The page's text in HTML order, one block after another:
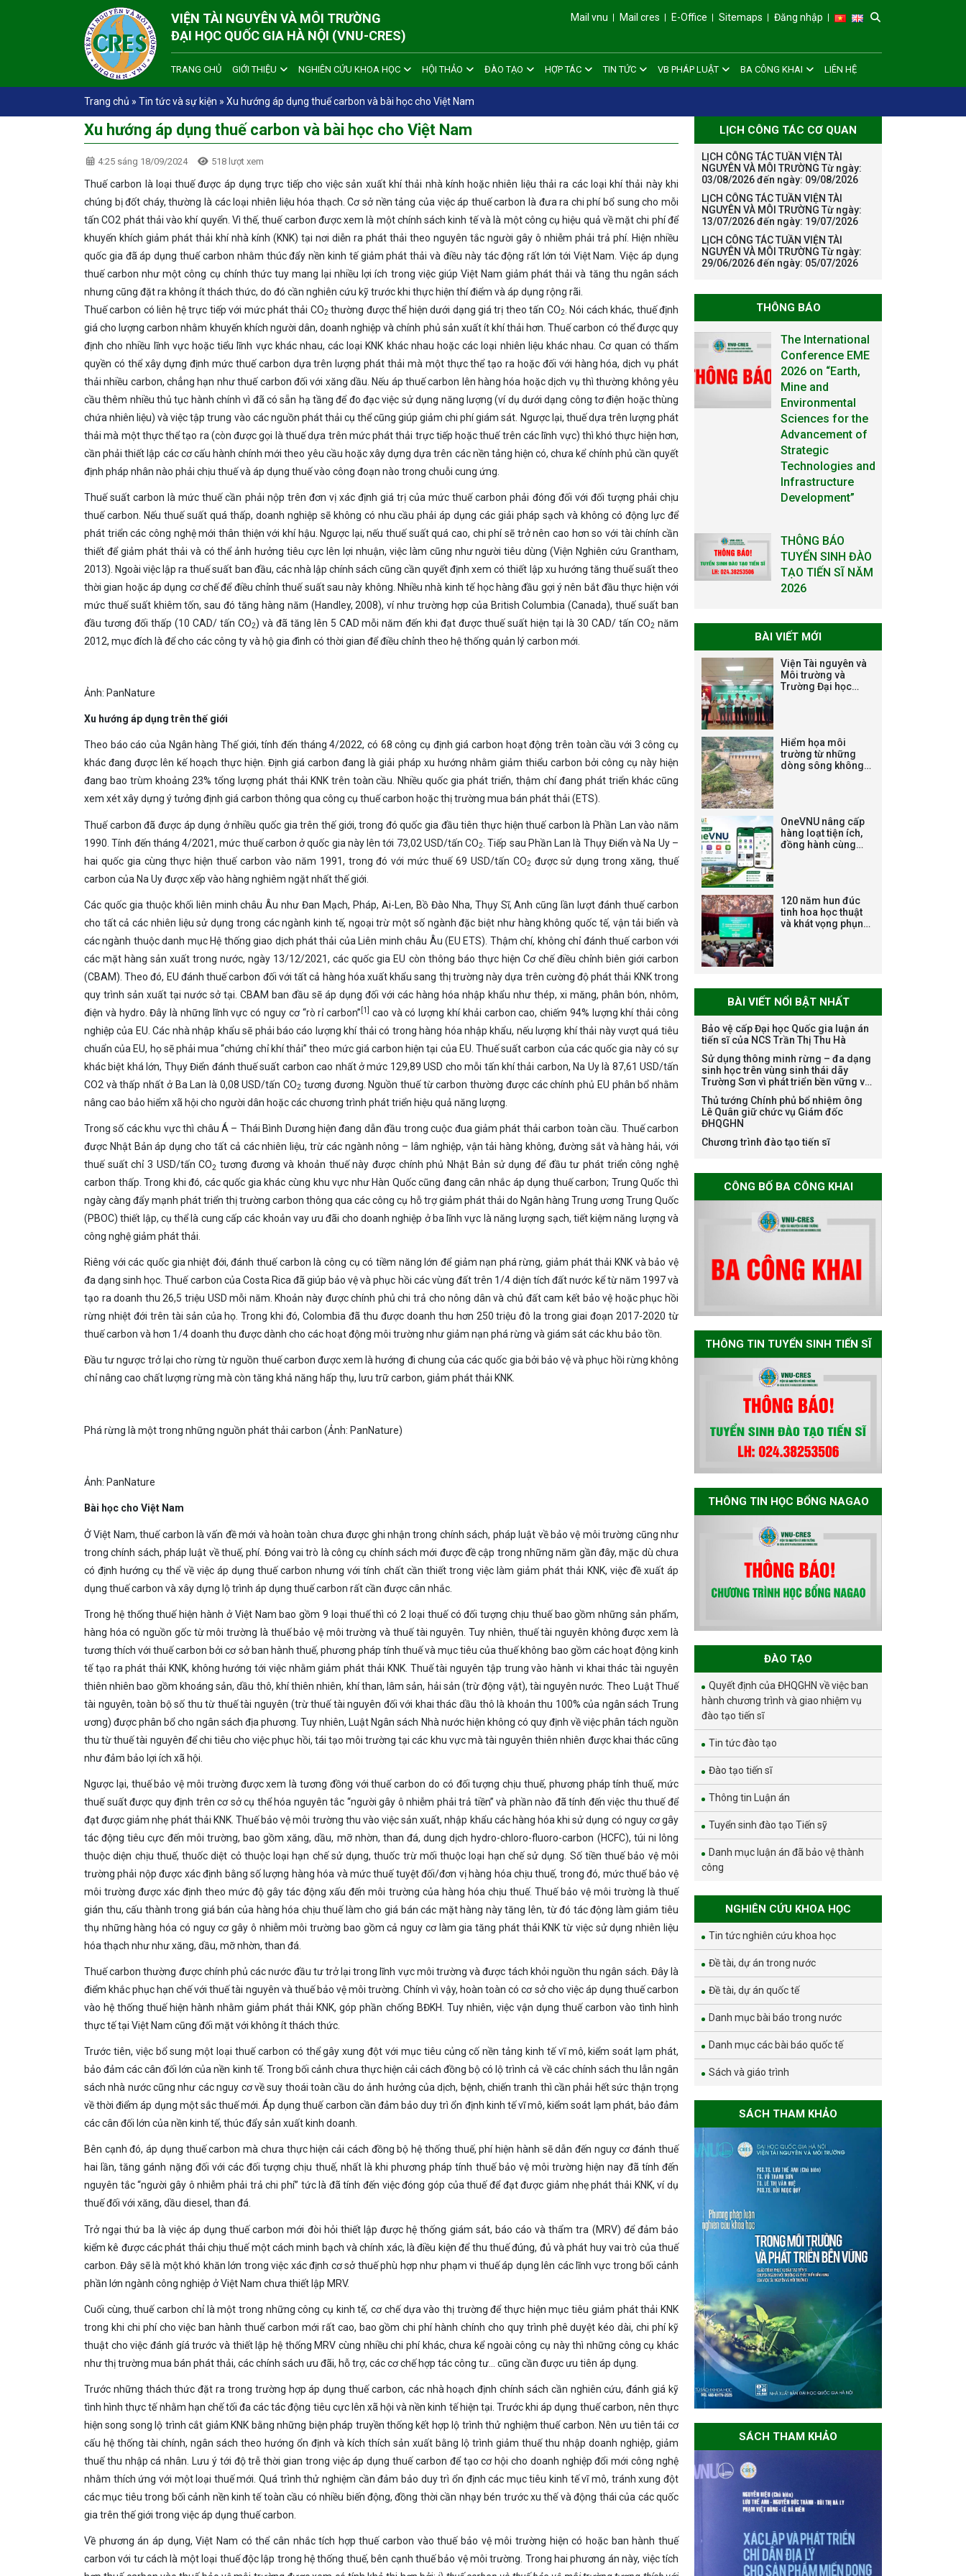
VIỆN TÀI NGUYÊN VÀ MÔI TRƯỜNG
ĐẠI HỌC QUỐC GIA HÀ NỘI (VNU-CRES)
Mail vnu Mail cres E-Office Sitemaps Đăng nhập
TRANG CHỦ GIỚI THIỆU NGHIÊN CỨU KHOA HỌC HỘI THẢO ĐÀO TẠO HỢP TÁC TIN TỨC VB PHÁP LUẬT BA CÔNG KHAI LIÊN HỆ
Trang chủ » Tin tức và sự kiện » Xu hướng áp dụng thuế carbon và bài học cho Việt Nam
Xu hướng áp dụng thuế carbon và bài học cho Việt Nam
4:25 sáng 18/09/2024 518 lượt xem
Thuế carbon là loại thuế được áp dụng trực tiếp cho việc sản xuất khí thải nhà kính hoặc nhiên liệu thải ra các loại khí thải này khi
chúng bị đốt cháy, thường là các loại nhiên liệu hóa thạch. Cơ sở nền tảng của việc áp thuế carbon là đưa ra chi phí bổ sung cho mỗi
tấn CO2 phát thải vào khí quyển. Vì thế, thuế carbon được xem là một chính sách kinh tế và là một công cụ hiệu quả về mặt chi phí để
khuyến khích giảm phát thải khí nhà kính (KNK) tại nơi diễn ra phát thải theo nguyên tắc người gây ô nhiễm phải trả phí. Hiện nhiều
quốc gia đã áp dụng thuế carbon nhằm thúc đẩy nền kinh tế giảm phát thải và điều này tác động rất lớn tới Việt Nam. Việc áp dụng
thuế carbon như một công cụ chính thức tuy mang lại nhiều lợi ích trong việc giúp Việt Nam giảm phát thải và tăng thu ngân sách
nhưng cũng đặt ra không ít thách thức, do đó cần nghiên cứu kỹ trước khi thực hiện thí điểm và áp dụng rộng rãi.
Thuế carbon có liên hệ trực tiếp với mức phát thải CO2 thường được thể hiện dưới dạng giá trị theo tấn CO2 . Nói cách khác, thuế định
giá cho lượng carbon nhằm khuyến khích người dân, doanh nghiệp và chính phủ sản xuất ít khí thải hơn. Thuế carbon có thể được quy
định cho nhiều lĩnh vực hoặc tiểu lĩnh vực khác nhau, các loại KNK khác nhau hoặc các loại nhiên liệu khác nhau. Cơ quan có thẩm
quyền có thể xây dựng định mức thuế carbon dựa trên lượng phát thải mà một thực thể tạo ra hoặc đối với hàng hóa, dịch vụ phát
thải nhiều carbon, chẳng hạn như thuế carbon đối với xăng dầu. Nếu áp thuế carbon lên hàng hóa hoặc dịch vụ thì thường không yêu
cầu thêm nhiều thủ tục hành chính vì đã có sẵn hạ tầng để đo đạc việc sử dụng năng lượng (ví dụ dưới dạng công tơ điện hoặc thùng
chứa nhiên liệu) và việc tập trung vào các nguồn phát thải cụ thể cũng giúp giảm chi phí giám sát. Ngược lại, thuế dựa trên lượng phát
thải mà một thực thể tạo ra (còn được gọi là thuế dựa trên mức phát thải trực tiếp hoặc thuế trên các lĩnh vực) thì khó thực hiện hơn,
cần phải thiết lập các cơ cấu hành chính mới theo yêu cầu hoặc xây dựng dựa trên các nền tảng hiện có, chưa kể chính phủ cần quyết
định pháp nhân nào phải chịu thuế và áp dụng thuế vào công đoạn nào trong chuỗi cung ứng.
Thuế suất carbon là mức thuế cần phải nộp trên đơn vị xác định giá trị của mức thuế carbon phải đóng đối với đối tượng phải chịu
thuế carbon. Nếu thuế suất quá thấp, doanh nghiệp sẽ không có nhu cầu phải áp dụng các giải pháp sạch và không có động lực để
phát triển các công nghệ mới thân thiện với khí hậu. Ngược lại, nếu thuế suất quá cao, chi phí sẽ trở nên cao hơn so với tài chính cần
thiết để giảm phát thải và có thể ảnh hưởng tiêu cực lên lợi nhuận, việc làm cũng như người tiêu dùng (Viện Nghiên cứu Grantham,
2013). Ngoài việc lập ra thuế suất ban đầu, các nhà lập chính sách cũng cần quyết định xem có thiết lập xu hướng tăng thuế suất theo
thời gian hoặc áp dụng cơ chế để điều chỉnh thuế suất sau này không. Nhiều nhà kinh tế học hàng đầu gợi ý nên bắt đầu thực hiện với
mức thuế suất khiêm tốn, sau đó tăng hàng năm (Handley, 2008), ví như trường hợp của British Columbia (Canada), thuế suất ban
đầu tương đối thấp (10 CAD/ tấn CO2) và đã tăng lên 5 CAD mỗi năm đến khi đạt được thuế suất hiện tại là 30 CAD/ tấn CO2 năm
2012, mục đích là để cho các công ty và hộ gia đình có thời gian để điều chỉnh theo hệ thống quản lý carbon mới.
Ảnh: PanNature
Xu hướng áp dụng trên thế giới
Theo báo cáo của Ngân hàng Thế giới, tính đến tháng 4/2022, có 68 công cụ định giá carbon hoạt động trên toàn cầu với 3 công cụ
khác đang được lên kế hoạch thực hiện. Định giá carbon đang là giải pháp xu hướng nhằm giảm thiểu carbon bởi công cụ này hiện
đang bao trùm khoảng 23% tổng lượng phát thải KNK trên toàn cầu. Nhiều quốc gia phát triển, thậm chí đang phát triển khác cũng
xem xét xây dựng ý tưởng định giá carbon thông qua công cụ thuế carbon hoặc thị trường mua bán phát thải (ETS).
Thuế carbon đã được áp dụng ở nhiều quốc gia trên thế giới, trong đó quốc gia đầu tiên thực hiện thuế carbon là Phần Lan vào năm
1990. Tính đến tháng 4/2021, mức thuế carbon ở quốc gia này lên tới 73,02 USD/tấn CO2 . Tiếp sau Phần Lan là Thụy Điển và Na Uy –
hai quốc gia cùng thực hiện thuế carbon vào năm 1991, trong đó với mức thuế 69 USD/tấn CO2 được sử dụng trong xăng, thuế
carbon của Na Uy được xếp vào hàng nghiêm ngặt nhất thế giới.
Các quốc gia thuộc khối liên minh châu Âu như Đan Mạch, Pháp, Ai-Len, Bồ Đào Nha, Thụy Sĩ, Anh cũng lần lượt đánh thuế carbon
cho tất cả các nhiên liệu sử dụng trong các ngành kinh tế, ngoại trừ một số ngành đặc biệt như hàng không quốc tế, vận tải biển và
các ngành thuộc danh mục Hệ thống giao dịch phát thải của Liên minh châu Âu (EU ETS). Thậm chí, không chỉ đánh thuế carbon với
các mặt hàng sản xuất trong nước, ngày 13/12/2021, các quốc gia EU còn thông báo thực hiện Cơ chế điều chỉnh biên giới carbon
(CBAM). Theo đó, EU đánh thuế carbon đối với tất cả hàng hóa xuất khẩu sang thị trường này dựa trên cường độ phát thải KNK trong
quy trình sản xuất tại nước sở tại. CBAM ban đầu sẽ áp dụng đối với các hàng hóa nhập khẩu như thép, xi măng, phân bón, nhôm,
điện và hydro. Đây là những lĩnh vực có nguy cơ “rò rỉ carbon” [1] cao và có lượng khí khải carbon cao, chiếm 94% lượng khí thải công
nghiệp của EU. Các nhà nhập khẩu sẽ phải báo cáo lượng khí thải có trong hàng hóa nhập khẩu, nếu lượng khí thải này vượt quá tiêu
chuẩn của EU, họ sẽ phải mua “chứng chỉ khí thải” theo mức giá carbon hiện tại của EU. Thuế suất carbon của các quốc gia này có sự
khác biệt khá lớn, Thụy Điển đánh thuế suất carbon cao nhất ở mức 129,89 USD cho mỗi tấn khí thải carbon, Na Uy là 87,61 USD/tấn
CO2 và thấp nhất ở Ba Lan là 0,08 USD/tấn CO2 tương đương. Nguồn thuế từ carbon thường được các chính phủ EU phân bổ nhằm
nâng cao bảo hiểm xã hội cho người dân hoặc các chương trình phát triển hiệu quả năng lượng.
Trong số các khu vực thì châu Á – Thái Bình Dương hiện đang dẫn đầu trong cuộc đua giảm phát thải carbon toàn cầu. Thuế carbon
được Nhật Bản áp dụng cho tất cả các nhiên liệu, trừ các ngành nông – lâm nghiệp, vận tải hàng không, đường sắt và hàng hải, với
thuế suất chỉ 3 USD/tấn CO2 tương đương và khoản thuế này được chính phủ Nhật Bản sử dụng để đầu tư phát triển công nghệ
carbon thấp. Trong khi đó, các quốc gia khác cùng khu vực như Hàn Quốc cũng đang cân nhắc áp dụng thuế carbon; Trung Quốc thì
ngày càng đẩy mạnh phát triển thị trường carbon thông qua các công cụ hỗ trợ giảm phát thải do Ngân hàng Trung ương Trung Quốc
(PBOC) thiết lập, cụ thể là cung cấp các khoản vay ưu đãi cho doanh nghiệp ở ba lĩnh vực là năng lượng sạch, tiết kiệm năng lượng và
công nghệ giảm phát thải.
Riêng với các quốc gia nhiệt đới, đánh thuế carbon là công cụ có tiềm năng lớn để giảm nạn phá rừng, giảm phát thải KNK và bảo vệ
đa dạng sinh học. Thuế carbon của Costa Rica đã giúp bảo vệ và phục hồi các vùng đất trên 1/4 diện tích đất nước kể từ năm 1997 và
tạo ra doanh thu 26,5 triệu USD mỗi năm. Khoản này được chính phủ chi trả cho nông dân và chủ đất cam kết bảo vệ hoặc phục hồi
rừng nhiệt đới trên tài sản của họ. Trong khi đó, Colombia đã thu được doanh thu hơn 250 triệu đô la trong giai đoạn 2017-2020 từ
thuế carbon và hơn 1/4 doanh thu được dành cho các hoạt động môi trường như giảm nạn phá rừng và giám sát các khu bảo tồn.
Đầu tư ngược trở lại cho rừng từ nguồn thuế carbon được xem là hướng đi chung của các quốc gia bởi bảo vệ và phục hồi rừng không
chỉ nâng cao chất lượng rừng mà còn tăng khả năng hấp thụ, lưu trữ carbon, giảm phát thải KNK.
Phá rừng là một trong những nguồn phát thải carbon (Ảnh: PanNature)
Ảnh: PanNature
Bài học cho Việt Nam
Ở Việt Nam, thuế carbon là vấn đề mới và hoàn toàn chưa được ghi nhận trong chính sách, pháp luật về bảo vệ môi trường cũng như
trong chính sách, pháp luật về thuế, phí. Đóng vai trò là công cụ chính sách mới được đề cập trong những năm gần đây, mặc dù chưa
có định hướng cụ thể về việc áp dụng thuế carbon nhưng với tính chất cần thiết trong việc làm giảm phát thải KNK, việc đề xuất áp
dụng thuế carbon và xây dựng lộ trình áp dụng thuế carbon rất cần được cân nhắc.
Trong hệ thống thuế hiện hành ở Việt Nam bao gồm 9 loại thuế thì có 2 loại thuế có đối tượng chịu thuế bao gồm những sản phẩm,
hàng hóa có nguồn gốc từ môi trường là thuế bảo vệ môi trường và thuế tài nguyên. Tuy nhiên, thuế tài nguyên không được xem là
tương thích với thuế carbon bởi cơ sở ban hành thuế, phương pháp tính thuế và mục tiêu của thuế không bao gồm các hoạt động kinh
tế tạo ra phát thải KNK, không hướng tới việc nhằm giảm phát thải KNK. Thuế tài nguyên tập trung vào hành vi khai thác tài nguyên
thiên nhiên bao gồm khoáng sản, dầu thô, khí thiên nhiên, khí than, lâm sản, hải sản (trừ động vật), tài nguyên nước. Theo Luật Thuế
tài nguyên, toàn bộ số thu từ thuế tài nguyên (trừ thuế tài nguyên đối với khai thác dầu thô là khoản thu 100% của ngân sách Trung
ương) được phân bổ cho ngân sách địa phương. Tuy nhiên, Luật Ngân sách Nhà nước hiện không có quy định về việc phân tách nguồn
thu từ thuế tài nguyên để chi tiêu cho việc phục hồi, tái tạo môi trường tại các khu vực mà tài nguyên thiên nhiên được khai thác cũng
như đảm bảo lợi ích xã hội.
Ngược lại, thuế bảo vệ môi trường được xem là tương đồng với thuế carbon do có đối tượng chịu thuế, phương pháp tính thuế, mức
thuế suất được quy định trên cơ sở cụ thể hóa nguyên tắc “người gây ô nhiễm phải trả tiền” và phần nào đã tính đến việc thu thuế để
đạt được giảm nhẹ phát thải KNK. Thuế bảo vệ môi trường thu vào việc sản xuất, nhập khẩu các hàng hóa khi sử dụng có nguy cơ gây
tác động tiêu cực đến môi trường, bao gồm xăng, dầu, mỡ nhờn, than đá, dung dịch hydro-chloro-fluoro-carbon (HCFC), túi ni lông
thuộc diện chịu thuế, thuốc diệt cỏ thuộc loại hạn chế sử dụng, thuốc trừ mối thuộc loại hạn chế sử dụng. Số tiền thuế bảo vệ môi
trường phải nộp được xác định bằng số lượng hàng hóa và mức thuế tuyệt đối/đơn vị hàng hóa chịu thuế, trong đó, mức thuế bảo vệ
môi trường được xác định theo mức độ gây tác động xấu đến môi trường của hàng hóa chịu thuế. Thuế bảo vệ môi trường là thuế
gián thu, cấu thành trong giá bán của hàng hóa chịu thuế làm cho giá bán các mặt hàng này tăng lên, từ đó tác động làm giảm tiêu
thụ những hàng hóa có nguy cơ gây ô nhiễm môi trường bao gồm cả nguy cơ làm gia tăng phát thải KNK từ việc sử dụng nhiên liệu
hóa thạch như như xăng, dầu, mỡ nhờn, than đá.
Thuế carbon thường được chính phủ các nước đầu tư trở lại trong lĩnh vực môi trường và được tách khỏi nguồn thu ngân sách. Đây là
điểm khắc phục hạn chế với thuế tài nguyên và thuế bảo vệ môi trường. Chính vì vậy, hoàn toàn có cơ sở cho việc áp dụng thuế carbon
vào hệ thống thuế hiện hành nhằm giảm phát thải KNK, góp phần chống BĐKH. Tuy nhiên, việc vận dụng thuế carbon vào tình hình
thực tế tại Việt Nam cũng đối mặt với không ít thách thức.
Trước tiên, việc bổ sung một loại thuế carbon có thể gây xung đột với mục tiêu củng cố nền tảng kinh tế vĩ mô, kiểm soát lạm phát,
bảo đảm các cân đối lớn của nền kinh tế. Trong bối cảnh chưa thực hiện cải cách đồng bộ có lộ trình cả về các chính sách thu lẫn ngân
sách nhà nước cũng như các nguy cơ về suy thoái toàn cầu do ảnh hưởng của dịch, bệnh, chiến tranh thì cần phải hết sức thận trọng
về thời điểm áp dụng một sắc thuế mới. Áp dụng thuế carbon cần đảm bảo duy trì ổn định kinh tế vĩ mô, kiểm soát lạm phát, bảo đảm
các cân đối lớn của nền kinh tế, thúc đẩy sản xuất kinh doanh.
Bên cạnh đó, áp dụng thuế carbon mà chưa thực hiện cải cách đồng bộ hệ thống thuế, phí hiện hành sẽ dẫn đến nguy cơ đánh thuế
hai lần, tăng gánh nặng đối với các đối tượng chịu thuế, nhất là khi phương pháp tính thuế bảo vệ môi trường hiện nay đã tính đến
nguyên tắc “người gây ô nhiễm phải trả chi phí” tức là đã tính đến việc đóng góp của thuế để đạt được giảm nhẹ phát thải KNK, ví dụ
thuế đối với xăng, dầu diesel, than đá.
Trở ngại thứ ba là việc áp dụng thuế carbon mới đòi hỏi thiết lập được hệ thống giám sát, báo cáo và thẩm tra (MRV) để đảm bảo
kiểm kê được các phát thải chịu thuế một cách minh bạch và chính xác, là điều kiện để thu thuế đúng, đủ và phát huy vai trò của thuế
carbon. Đây sẽ là một khó khăn lớn trong việc xác định cơ sở thuế phù hợp như phạm vi thuế áp dụng lên các lĩnh vực trong bối cảnh
phần lớn ngành công nghiệp ở Việt Nam chưa thiết lập MRV.
Cuối cùng, thuế carbon chỉ là một trong những công cụ kinh tế, cơ chế dựa vào thị trường để thực hiện mục tiêu giảm phát thải KNK
trong khi chi phí cho việc ban hành thuế carbon mới rất cao, bao gồm chi phí hành chính cho quy trình phê duyệt kéo dài, chi phí kỹ
thuật cho việc đánh gíá trước và thiết lập hệ thống MRV cùng nhiều chi phí khác, chưa kể ngoài công cụ này thì những công cụ khác
như thị trường mua bán phát thải, các chính sách ưu đãi, hỗ trợ, các cơ chế hợp tác công tư… cũng cần được ưu tiên áp dụng.
Trước những thách thức đặt ra trong trường hợp áp dụng thuế carbon, các nhà hoạch định chính sách cần nghiên cứu, đánh giá kỹ
tình hình thực tế nhằm hạn chế tối đa các tác động tiêu cực lên xã hội và nền kinh tế hiện tại. Trước khi áp dụng thuế carbon, nên thực
hiện song song lộ trình cắt giảm KNK bằng những biện pháp truyền thống kết hợp lộ trình thử nghiệm thuế carbon. Nên ưu tiên tái cơ
cấu hệ thống tài chính, ngân sách theo hướng ổn định và kích thích sản xuất bằng lộ trình giảm thuế thu nhập doanh nghiệp, giảm
thuế thu nhập cá nhân. Lưu ý tới độ trễ thời gian trong việc áp dụng thuế carbon để tạo cơ hội cho doanh nghiệp đổi mới công nghệ
nhằm thích ứng với một loại thuế mới. Quá trình thử nghiệm cần đảm bảo duy trì ổn định các mục tiêu kinh tế vĩ mô, tránh xung đột
các mục tiêu trong bối cảnh nền kinh tế toàn cầu có nhiều biến động, đồng thời cần nhạy bén trước xu thế và động thái của các quốc
gia trên thế giới trong việc áp dụng thuế carbon.
Về phương án áp dụng, Việt Nam có thể cân nhắc tích hợp thuế carbon vào thuế bảo vệ môi trường hiện có hoặc ban hành thuế
carbon với tư cách là một loại thuế độc lập trong hệ thống thuế, bên cạnh thuế bảo vệ môi trường. Trong hai phương án này, việc tích
LỊCH CÔNG TÁC CƠ QUAN
LỊCH CÔNG TÁC TUẦN VIỆN TÀI
NGUYÊN VÀ MÔI TRƯỜNG Từ ngày:
03/08/2026 đến ngày: 09/08/2026
LỊCH CÔNG TÁC TUẦN VIỆN TÀI
NGUYÊN VÀ MÔI TRƯỜNG Từ ngày:
13/07/2026 đến ngày: 19/07/2026
LỊCH CÔNG TÁC TUẦN VIỆN TÀI
NGUYÊN VÀ MÔI TRƯỜNG Từ ngày:
29/06/2026 đến ngày: 05/07/2026
THÔNG BÁO
The International
Conference EME
2026 on “Earth,
Mine and
Environmental
Sciences for the
Advancement of
Strategic
Technologies and
Infrastructure
Development”
THÔNG BÁO
TUYỂN SINH ĐÀO
TẠO TIẾN SĨ NĂM
2026
THÔNG BÁO KẾ
TRAO HỌC BỔNG
NAGAO NĂM HỌC
2025-2026
THƯ CẢM ƠN LỄ
KỶ NIỆM 40 NĂM
XÂY DỰNG VÀ
ĐÓN NHẬN HUÂN
CHƯƠNG LAO
ĐỘNG HẠNG BA
tác tuyển dụng
viên chức, người
chuyên môn dùng
chung trong
ĐHQGHN
Bảo vệ luận án tiến
sĩ của NCS Trương
Mạnh Tuấn
sĩ của NCS Nguyễn
Thế Thông
Thông báo chương
trình học bổng
2027
họp Tiểu ban
chuyên môn đánh
giá hồ sơ chuyên
môn cho các thí
sinh dự tuyển
nghiên cứu sinh
đợt 1 năm 2026
Thông báo danh
sách thí sinh đủ
điều kiện dự tuyển
Chương trình đào
tạo tiến sĩ chuyên
ngành Môi trường
vững đợt 1 năm
2026
BÀI VIẾT MỚI
Viện Tài nguyên và
Môi trường và
Trường Đại học
học
Hiểm họa môi
trường từ những
dòng sông không
OneVNU nâng cấp
hàng loạt tiện ích,
đồng hành cùng
120 năm hun đúc
tinh hoa học thuật
và khát vọng phụng
BÀI VIẾT NỔI BẬT NHẤT
Bảo vệ cấp Đại học Quốc gia luận án
tiến sĩ của NCS Trần Thị Thu Hà
Sử dụng thông minh rừng – đa dạng
sinh học trên vùng sinh thái dãy
Trường Sơn vì phát triển bền vững và
ứng phó với biến đổi khí hậu
Thủ tướng Chính phủ bổ nhiệm ông
Lê Quân giữ chức vụ Giám đốc
ĐHQGHN
Chương trình đào tạo tiến sĩ
CÔNG BỐ BA CÔNG KHAI
THÔNG TIN TUYỂN SINH TIẾN SĨ
THÔNG TIN HỌC BỔNG NAGAO
ĐÀO TẠO
Quyết định của ĐHQGHN về việc ban
hành chương trình và giao nhiệm vụ
đào tạo tiến sĩ
Tin tức đào tạo
Đào tạo tiến sĩ
Thông tin Luận án
Tuyển sinh đào tạo Tiến sỹ
Danh mục luận án đã bảo vệ thành
công
NGHIÊN CỨU KHOA HỌC
Tin tức nghiên cứu khoa học
Đề tài, dự án trong nước
Đề tài, dự án quốc tế
Danh mục bài báo trong nước
Danh mục các bài báo quốc tế
Sách và giáo trình
SÁCH THAM KHẢO
SÁCH THAM KHẢO